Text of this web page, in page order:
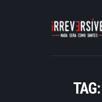
HOME